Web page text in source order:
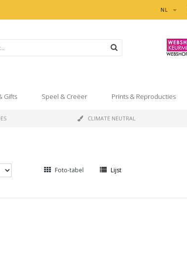
NL
Gifts Speel & Creëer Prints & Reproducties
CLIMATE NEUTRAL
Foto-tabel Lijst